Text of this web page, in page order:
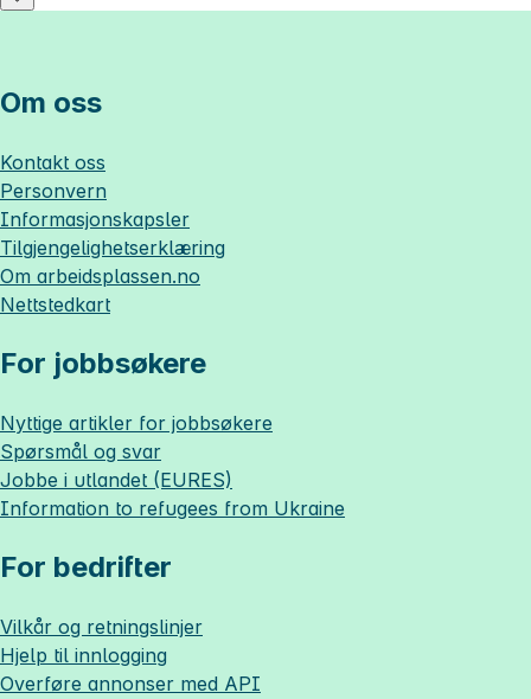
Om oss
Kontakt oss
Personvern
Informasjonskapsler
Tilgjengelighetserklæring
Om arbeidsplassen.no
Nettstedkart
For jobbsøkere
Nyttige artikler for jobbsøkere
Spørsmål og svar
Jobbe i utlandet (EURES)
Information to refugees from Ukraine
For bedrifter
Vilkår og retningslinjer
Hjelp til innlogging
Overføre annonser med API